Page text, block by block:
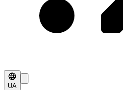
UA